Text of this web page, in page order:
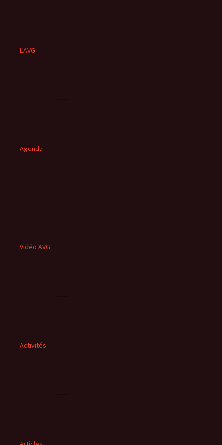
L'AVG
Agenda
Vidéo AVG
Activités